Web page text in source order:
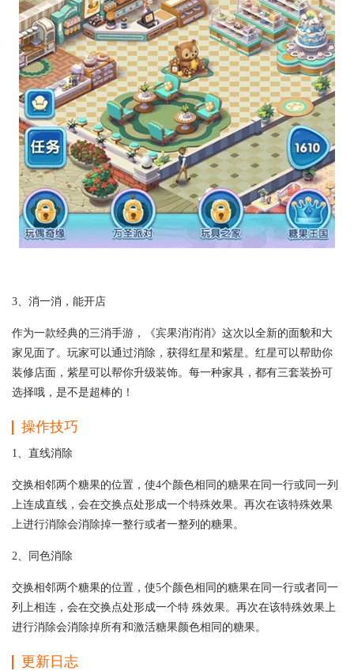
3、消一消，能开店
作为一款经典的三消手游，《宾果消消消》这次以全新的面貌和大
家见面了。玩家可以通过消除，获得红星和紫星。红星可以帮助你
装修店面，紫星可以帮你升级装饰。每一种家具，都有三套装扮可
选择哦，是不是超棒的！
操作技巧
1、直线消除
交换相邻两个糖果的位置，使4个颜色相同的糖果在同一行或同一列
上连成直线，会在交换点处形成一个特殊效果。再次在该特殊效果
上进行消除会消除掉一整行或者一整列的糖果。
2、同色消除
交换相邻两个糖果的位置，使5个颜色相同的糖果在同一行或者同一
列上相连，会在交换点处形成一个特 殊效果。再次在该特殊效果上
进行消除会消除掉所有和激活糖果颜色相同的糖果。
更新日志